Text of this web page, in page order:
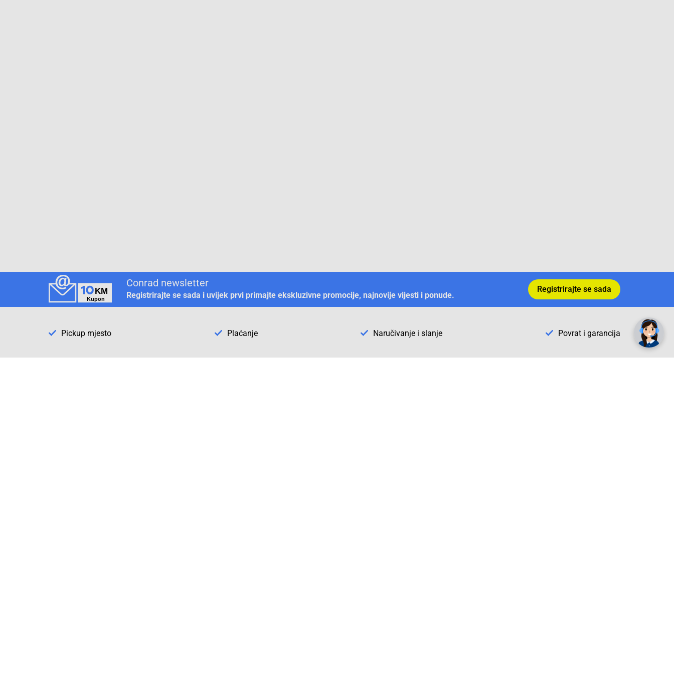
Conrad newsletter
Registrirajte se sada i uvijek prvi primajte ekskluzivne promocije, najnovije vijesti i ponude.
Registrirajte se sada
Pickup mjesto Plaćanje Naručivanje i slanje Povrat i garancija
Trebate pomoć? Tu smo! 👋